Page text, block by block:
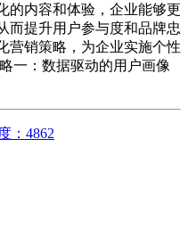
的内容和体验，企业能够更
而提升用户参与度和品牌忠
营销策略，为企业实施个性
一：数据驱动的用户画像
：4862